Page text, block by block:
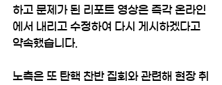
하고 문제가 된 리포트 영상은 즉각 온라인
에서 내리고 수정하여 다시 게시하겠다고
약속했습니다.
노측은 또 탄핵 찬반 집회와 관련해 현장 취